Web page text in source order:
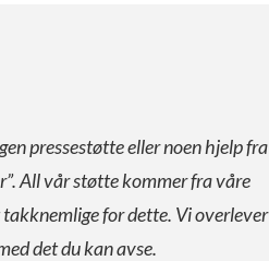
pressestøtte eller noen hjelp fra
All vår støtte kommer fra våre
for dette. Vi overlever
det du kan avse.